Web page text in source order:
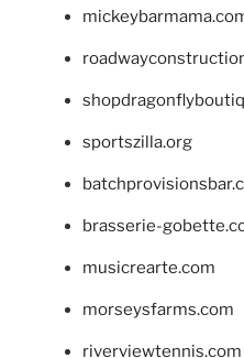
sportszilla.org
brasserie-
musicrearte.com
morseysfarms.com
riverviewtennis.com